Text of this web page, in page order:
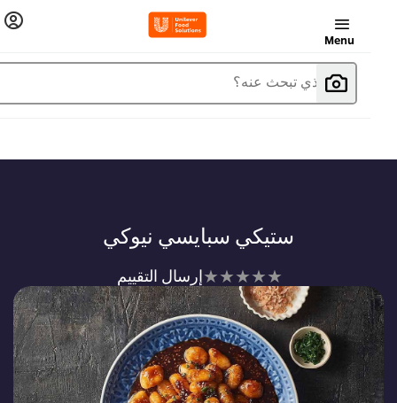
Menu
ما الذي تبحث عنه؟
ستيكي سبايسي نيوكي
لم
يتم
تقديم
أي
تقييمات
لهذا
إرسال التقييم